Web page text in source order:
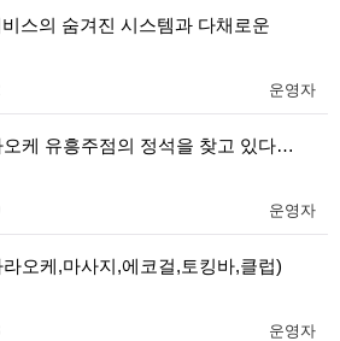
스의 숨겨진 시스템과 다채로운
운영자
케 유흥주점의 정석을 찾고 있다…
운영자
오케,마사지,에코걸,토킹바,클럽)
운영자